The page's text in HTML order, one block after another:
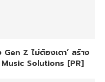
Z ไม่ต้องเดา’ สร้าง
Solutions [PR]